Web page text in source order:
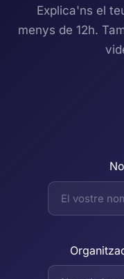
Explica'ns el
menys de 12h.